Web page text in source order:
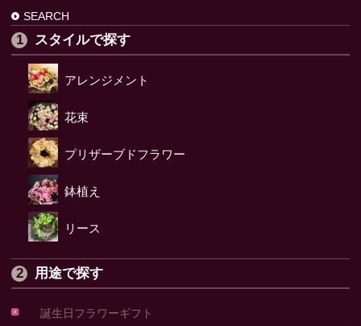
SEARCH
スタイルで探す
アレンジメント
花束
プリザーブドフラワー
鉢植え
リース
用途で探す
誕生日フラワーギフト